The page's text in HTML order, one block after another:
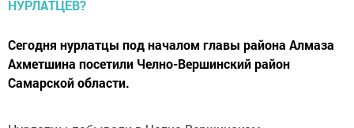
Сегодня нурлатцы под началом главы района Алмаза
Ахметшина посетили Челно-Вершинский район
Самарской области.